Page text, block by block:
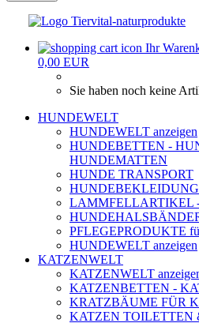
Ihr
0,00 EUR
Sie haben noch keine
HUNDEWELT
HUNDEWELT anzeigen
HUNDEBETTEN -
HUNDEMATTEN
HUNDE TRANSPORT
LAMMFELLARTIKEL
PFLEGEPRODUKTE
HUNDEWELT anzeigen
KATZENWELT
KATZENWELT
KATZENBETTEN -
KRATZBÄUME FÜR
KATZEN TOILETTEN